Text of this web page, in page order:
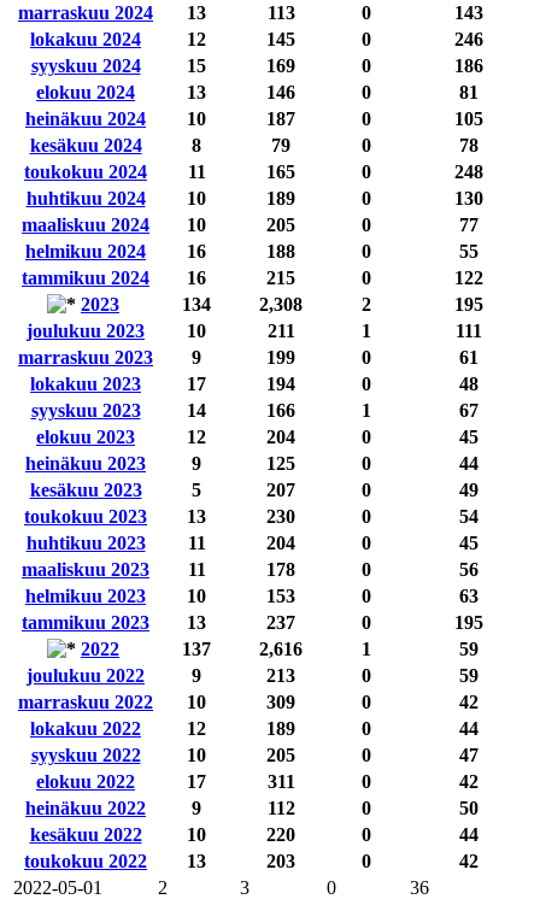
marraskuu 2024
13 113 0
143
lokakuu 2024
12 145 0
246
syyskuu 2024
15 169 0
186
elokuu 2024
13 146 0
81
heinäkuu 2024
10 187 0
105
kesäkuu 2024
8 79 0
78
toukokuu 2024
11 165 0
248
huhtikuu 2024
10 189 0
130
maaliskuu 2024
10 205 0
77
helmikuu 2024
16 188 0
55
tammikuu 2024
16 215 0
122
2023
134 2,308 2
195
joulukuu 2023
10 211 1
111
marraskuu 2023
9 199 0
61
lokakuu 2023
17 194 0
48
syyskuu 2023
14 166 1
67
elokuu 2023
12 204 0
45
heinäkuu 2023
9 125 0
44
kesäkuu 2023
5 207 0
49
toukokuu 2023
13 230 0
54
huhtikuu 2023
11 204 0
45
maaliskuu 2023
11 178 0
56
helmikuu 2023
10 153 0
63
tammikuu 2023
13 237 0
195
2022
137 2,616 1
59
joulukuu 2022
9 213 0
59
marraskuu 2022
10 309 0
42
lokakuu 2022
12 189 0
44
syyskuu 2022
10 205 0
47
elokuu 2022
17 311 0
42
heinäkuu 2022
9 112 0
50
kesäkuu 2022
10 220 0
44
toukokuu 2022
13 203 0
42
2022-05-01
2 3 0
36